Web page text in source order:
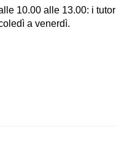
10.00 alle 13.00: i tutor
a venerdì.